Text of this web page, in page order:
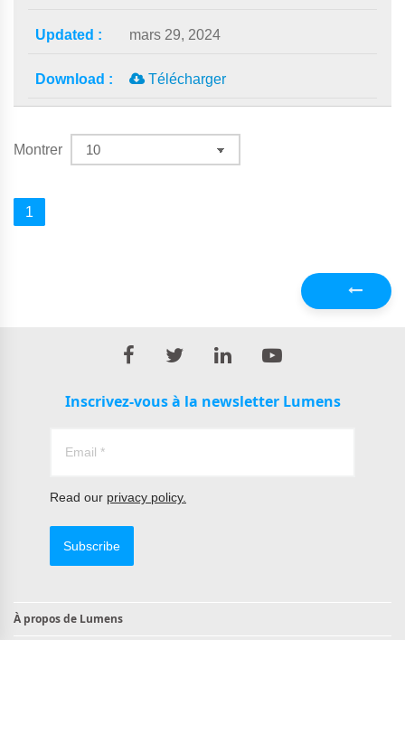
mars 29, 2024
Télécharger
Montrer
1
Inscrivez-vous à la newsletter Lumens
Read our privacy policy.
Subscribe
À propos de Lumens